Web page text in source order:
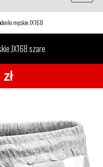
męskie JX168
JX168 szare